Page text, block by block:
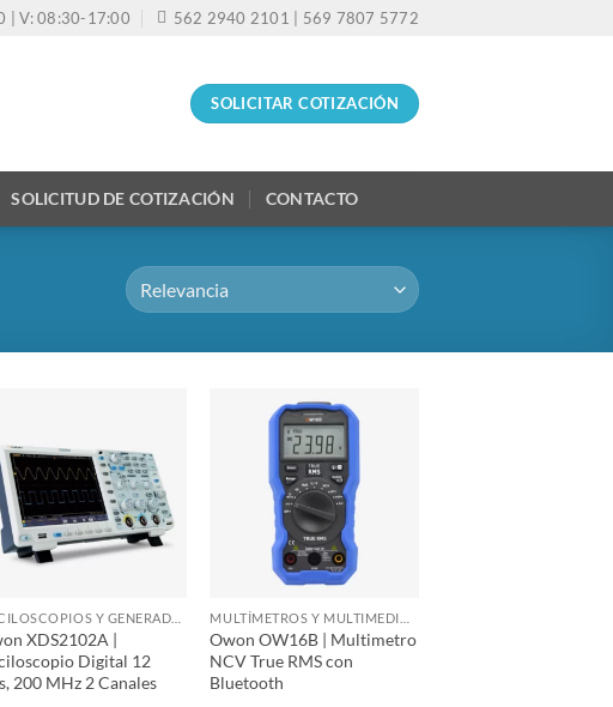
| V: 08:30-17:00 562 2940 2101 | 569 7807 5772
SOLICITAR COTIZACIÓN
SOLICITUD DE COTIZACIÓN CONTACTO
XDS2102A |
Digital 12
200 MHz 2 Canales
Owon OW16B | Multimetro
NCV True RMS con
Bluetooth